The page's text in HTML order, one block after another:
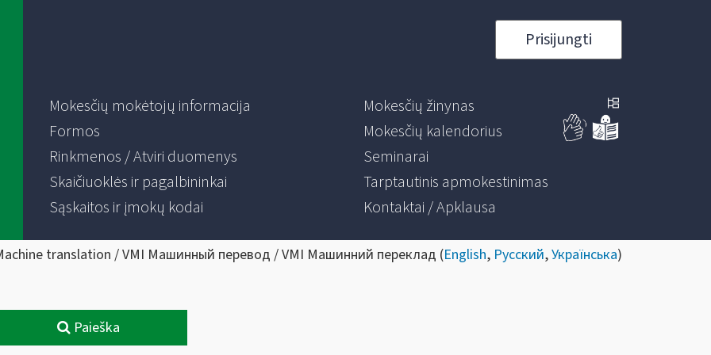
Prisijungti
Mokesčių mokėtojų informacija
Formos
Rinkmenos / Atviri duomenys
Skaičiuoklės ir pagalbininkai
Sąskaitos ir įmokų kodai
Mokesčių žinynas
Mokesčių kalendorius
Seminarai
Tarptautinis apmokestinimas
Kontaktai / Apklausa
translation / VMI Машинный перевод / VMI Машинний переклад (English, Русский,Українська)
Paieška